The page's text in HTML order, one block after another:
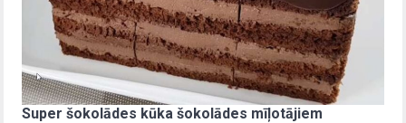
Super šokolādes kūka šokolādes mīļotājiem